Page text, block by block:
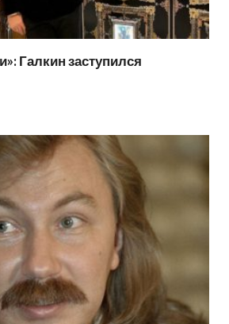
Галкин заступился